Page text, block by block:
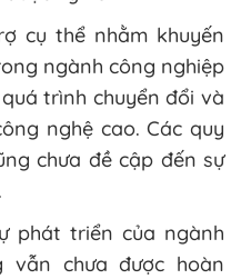
cụ thể nhằm khuyến
ngành công nghiệp
trình chuyển đổi và
nghệ cao. Các quy
chưa đề cập đến sự
phát triển của ngành
vẫn chưa được hoàn